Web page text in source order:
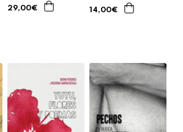
29,00€ 14,00€